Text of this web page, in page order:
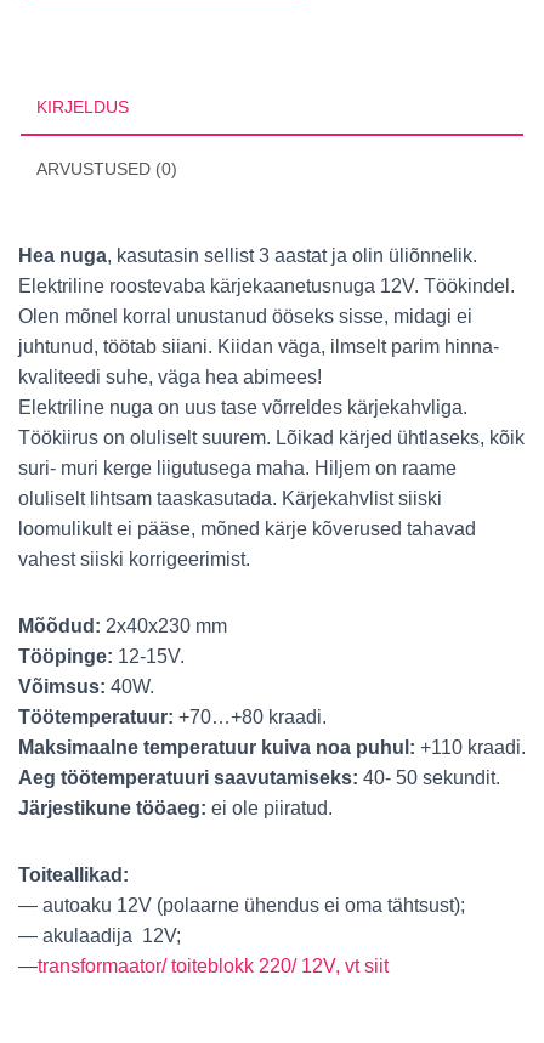
KIRJELDUS
ARVUSTUSED (0)
Hea nuga, kasutasin sellist 3 aastat ja olin üliõnnelik.
Elektriline roostevaba kärjekaanetusnuga 12V. Töökindel.
Olen mõnel korral unustanud ööseks sisse, midagi ei
juhtunud, töötab siiani. Kiidan väga, ilmselt parim hinna-
kvaliteedi suhe, väga hea abimees!
Elektriline nuga on uus tase võrreldes kärjekahvliga.
Töökiirus on oluliselt suurem. Lõikad kärjed ühtlaseks, kõik
suri- muri kerge liigutusega maha. Hiljem on raame
oluliselt lihtsam taaskasutada. Kärjekahvlist siiski
loomulikult ei pääse, mõned kärje kõverused tahavad
vahest siiski korrigeerimist.
Mõõdud: 2х40х230 mm
Tööpinge: 12-15V.
Võimsus: 40W.
Töötemperatuur: +70…+80 kraadi.
Maksimaalne temperatuur kuiva noa puhul: +110 kraadi.
Aeg töötemperatuuri saavutamiseks: 40- 50 sekundit.
Järjestikune tööaeg: ei ole piiratud.
Toiteallikad:
— autoaku 12V (polaarne ühendus ei oma tähtsust);
— akulaadija 12V;
—transformaator/ toiteblokk 220/ 12V, vt siit